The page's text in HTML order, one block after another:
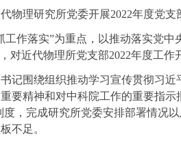
物理研究所党委开展2022年度党支
工作落实”为重点，以推动落实党
对近代物理所党支部2022年度工作
记围绕组织推动学习宣传贯彻习
要精神和对中科院工作的重要指
度，完成研究所党委安排部署情况
不足。